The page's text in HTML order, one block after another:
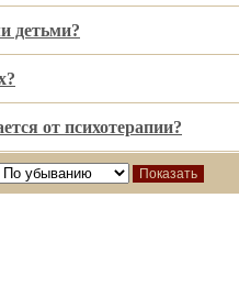
детьми?
от психотерапии?